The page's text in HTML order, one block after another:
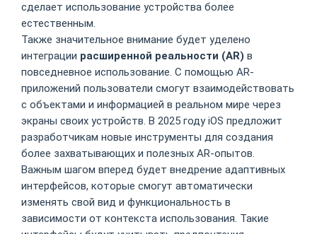
сделает использование устройства более
естественным.
Также значительное внимание будет уделено
интеграции расширенной реальности (AR) в
повседневное использование. С помощью AR-
приложений пользователи смогут взаимодействовать
с объектами и информацией в реальном мире через
экраны своих устройств. В 2025 году iOS предложит
разработчикам новые инструменты для создания
более захватывающих и полезных AR-опытов.
Важным шагом вперед будет внедрение адаптивных
интерфейсов, которые смогут автоматически
изменять свой вид и функциональность в
зависимости от контекста использования. Такие